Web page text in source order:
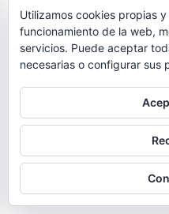
Utilizamos cookies propias
funcionamiento de la web,
servicios. Puede aceptar
necesarias o configurar sus